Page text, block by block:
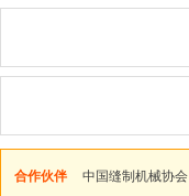
合作伙伴 中国缝制机械协会